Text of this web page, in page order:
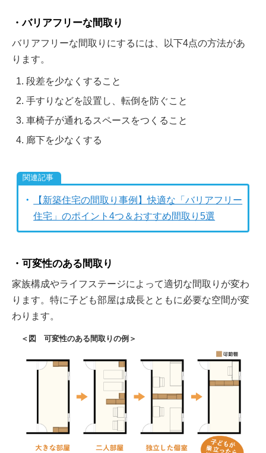
バリアフリーな間取り
バリアフリーな間取りにするには、以下4点の方法があ
ります。
段差を少なくすること
手すりなどを設置し、転倒を防ぐこと
車椅子が通れるスペースをつくること
廊下を少なくする
【新築住宅の間取り事例】快適な「バリアフリー
住宅」のポイント4つ＆おすすめ間取り5選
可変性のある間取り
家族構成やライフステージによって適切な間取りが変わ
ります。特に子ども部屋は成長とともに必要な空間が変
わります。
＜図 可変性のある間取りの例＞